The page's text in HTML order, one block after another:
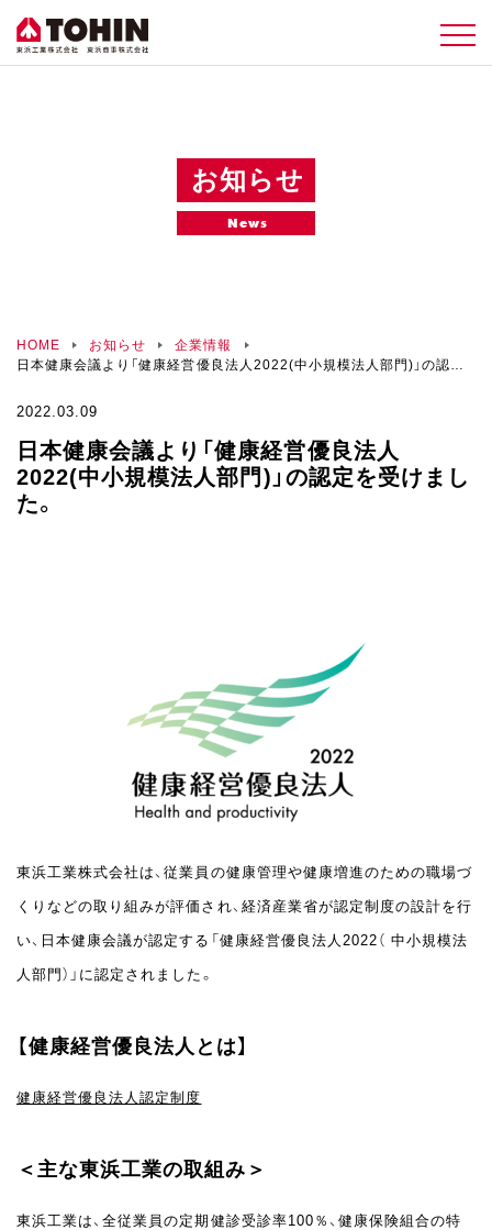
お知らせ
News
HOME お知らせ
企業情報
日本健康会議より「健康経営優良法人2022(中小規模法人部門)」の認定
日本健康会議より「健康経営優良法人
2022(中小規模法人部門)」の認定を受けまし
た。
2022.03.09
東浜工業株式会社は、従業員の健康管理や健康増進のための職場づ
くりなどの取り組みが評価され、経済産業省が認定制度の設計を行
い、日本健康会議が認定する「健康経営優良法人2022（ 中小規模法
人部門）」に認定されました。
【健康経営優良法人とは】
健康経営優良法人認定制度
＜主な東浜工業の取組み＞
東浜工業は、全従業員の定期健診受診率100％、健康保険組合の特